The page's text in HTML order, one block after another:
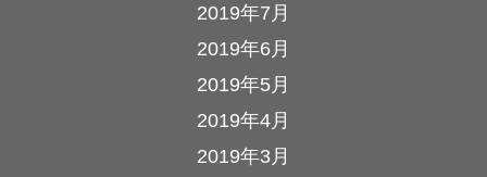
2019年7月
2019年6月
2019年5月
2019年4月
2019年3月